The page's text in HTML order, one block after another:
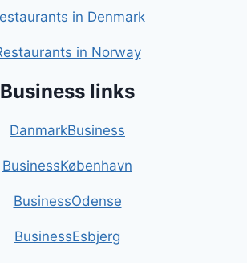
in Denmark
in Norway
Business links
DanmarkBusiness
BusinessKøbenhavn
BusinessOdense
BusinessEsbjerg